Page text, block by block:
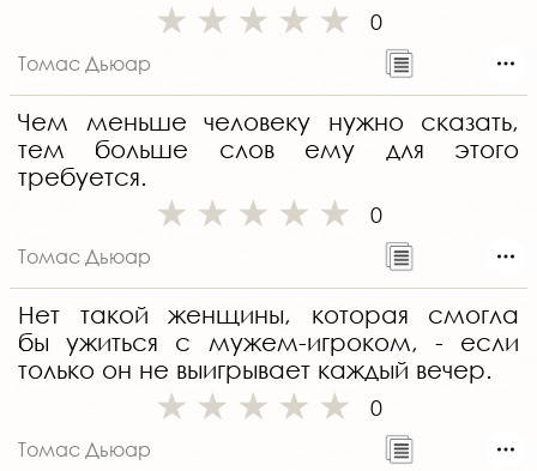
0
Томас Дьюар
Чем меньше человеку нужно сказать,
тем больше слов ему для этого
требуется.
0
Томас Дьюар
Нет такой женщины, которая смогла
бы ужиться с мужем-игроком, - если
только он не выигрывает каждый вечер.
0
Томас Дьюар